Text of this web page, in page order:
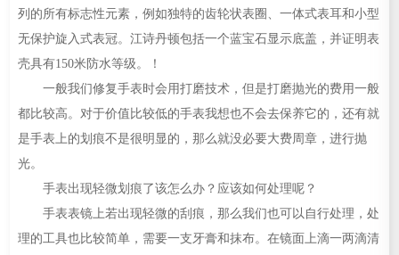
列的所有标志性元素，例如独特的齿轮状表圈、一体式表耳和小型
无保护旋入式表冠。江诗丹顿包括一个蓝宝石显示底盖，并证明表
壳具有150米防水等级。！
一般我们修复手表时会用打磨技术，但是打磨抛光的费用一般
都比较高。对于价值比较低的手表我想也不会去保养它的，还有就
是手表上的划痕不是很明显的，那么就没必要大费周章，进行抛
光。
手表出现轻微划痕了该怎么办？应该如何处理呢？
手表表镜上若出现轻微的刮痕，那么我们也可以自行处理，处
理的工具也比较简单，需要一支牙膏和抹布。在镜面上滴一两滴清